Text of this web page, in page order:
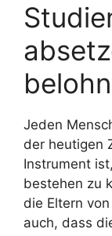
Jeden
der heutigen
Instrument
bestehen zu
die Eltern
auch, dass